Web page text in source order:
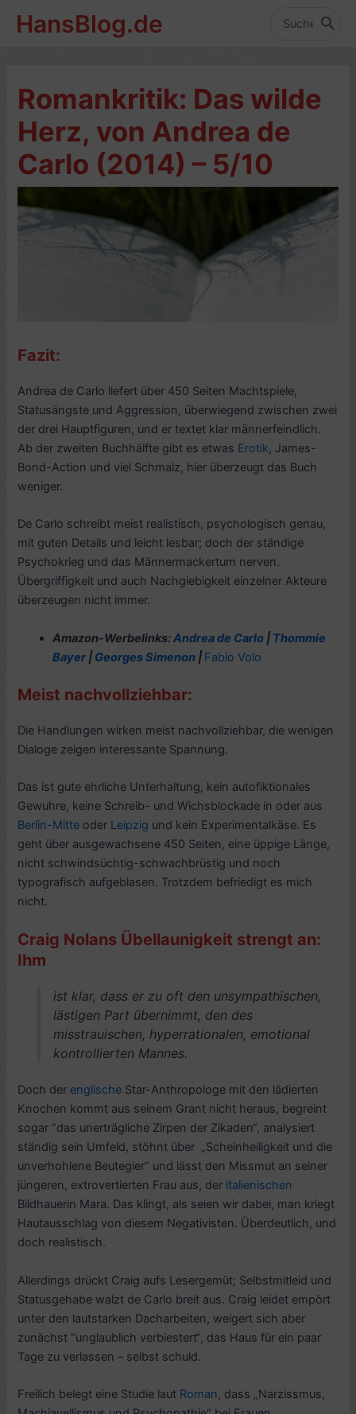
InhaltHansBlog.de
Search
Romankritik: Das wilde
Herz, von Andrea de
Carlo (2014) – 5/10
Fazit:
Andrea de Carlo liefert über 450 Seiten Machtspiele,
Statusängste und Aggression, überwiegend zwischen zwei
der drei Hauptfiguren, und er textet klar männerfeindlich.
Ab der zweiten Buchhälfte gibt es etwas Erotik, James-
Bond-Action und viel Schmalz, hier überzeugt das Buch
weniger.
De Carlo schreibt meist realistisch, psychologisch genau,
mit guten Details und leicht lesbar; doch der ständige
Psychokrieg und das Männermackertum nerven.
Übergriffigkeit und auch Nachgiebigkeit einzelner Akteure
überzeugen nicht immer.
Amazon-Werbelinks:Andrea de Carlo | Thommie
Bayer | Georges Simenon | Fabio Volo
Meist nachvollziehbar:
Die Handlungen wirken meist nachvollziehbar, die wenigen
Dialoge zeigen interessante Spannung.
Das ist gute ehrliche Unterhaltung, kein autofiktionales
Gewuhre, keine Schreib- und Wichsblockade in oder aus
Berlin-Mitte oder Leipzig und kein Experimentalkäse. Es
geht über ausgewachsene 450 Seiten, eine üppige Länge,
nicht schwindsüchtig-schwachbrüstig und noch
typografisch aufgeblasen. Trotzdem befriedigt es mich
nicht.
Craig Nolans Übellaunigkeit strengt an:
Ihm
ist klar, dass er zu oft den unsympathischen,
lästigen Part übernimmt, den des
misstrauischen, hyperrationalen, emotional
kontrollierten Mannes.
Doch der englische Star-Anthropologe mit den lädierten
Knochen kommt aus seinem Grant nicht heraus, begreint
sogar “das unerträgliche Zirpen der Zikaden“, analysiert
ständig sein Umfeld, stöhnt über „Scheinheiligkeit und die
unverhohlene Beutegier” und lässt den Missmut an seiner
jüngeren, extrovertierten Frau aus, der italienischen
Bildhauerin Mara. Das klingt, als seien wir dabei, man kriegt
Hautausschlag von diesem Negativisten. Überdeutlich, und
doch realistisch.
Allerdings drückt Craig aufs Lesergemüt; Selbstmitleid und
Statusgehabe walzt de Carlo breit aus. Craig leidet empört
unter den lautstarken Dacharbeiten, weigert sich aber
zunächst “unglaublich verbiestert“, das Haus für ein paar
Tage zu verlassen – selbst schuld.
Freilich belegt eine Studie laut Roman, dass „Narzissmus,